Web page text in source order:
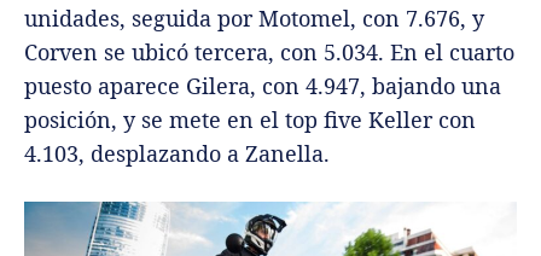
unidades, seguida por Motomel, con 7.676, y
Corven se ubicó tercera, con 5.034. En el cuarto
puesto aparece Gilera, con 4.947, bajando una
posición, y se mete en el top five Keller con
4.103, desplazando a Zanella.